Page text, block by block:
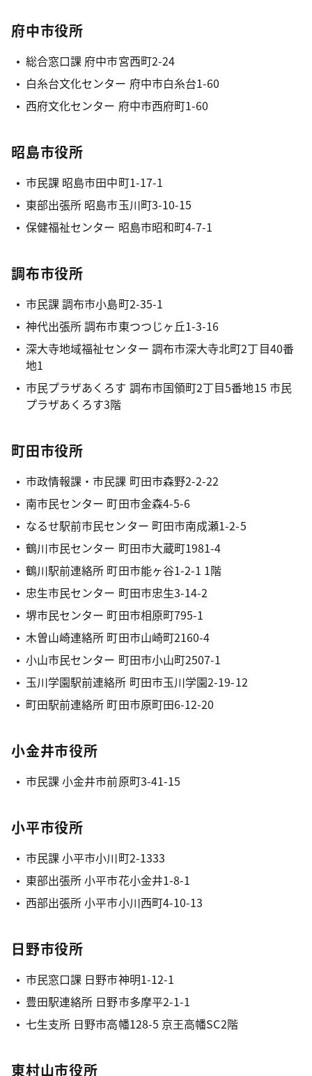
府中市役所
総合窓口課 府中市宮西町2-24
白糸台文化センター 府中市白糸台1-60
西府文化センター 府中市西府町1-60
昭島市役所
市民課 昭島市田中町1-17-1
東部出張所 昭島市玉川町3-10-15
保健福祉センター 昭島市昭和町4-7-1
調布市役所
市民課 調布市小島町2-35-1
神代出張所 調布市東つつじヶ丘1-3-16
深大寺地域福祉センター 調布市深大寺北町2丁目40番
地1
市民プラザあくろす 調布市国領町2丁目5番地15 市民
プラザあくろす3階
町田市役所
市政情報課・市民課 町田市森野2-2-22
南市民センター 町田市金森4-5-6
なるせ駅前市民センター 町田市南成瀬1-2-5
鶴川市民センター 町田市大蔵町1981-4
鶴川駅前連絡所 町田市能ヶ谷1-2-1 1階
忠生市民センター 町田市忠生3-14-2
堺市民センター 町田市相原町795-1
木曽山崎連絡所 町田市山崎町2160-4
小山市民センター 町田市小山町2507-1
玉川学園駅前連絡所 町田市玉川学園2-19-12
町田駅前連絡所 町田市原町田6-12-20
小金井市役所
市民課 小金井市前原町3-41-15
小平市役所
市民課 小平市小川町2-1333
東部出張所 小平市花小金井1-8-1
西部出張所 小平市小川西町4-10-13
日野市役所
市民窓口課 日野市神明1-12-1
豊田駅連絡所 日野市多摩平2-1-1
七生支所 日野市高幡128-5 京王高幡SC2階
東村山市役所